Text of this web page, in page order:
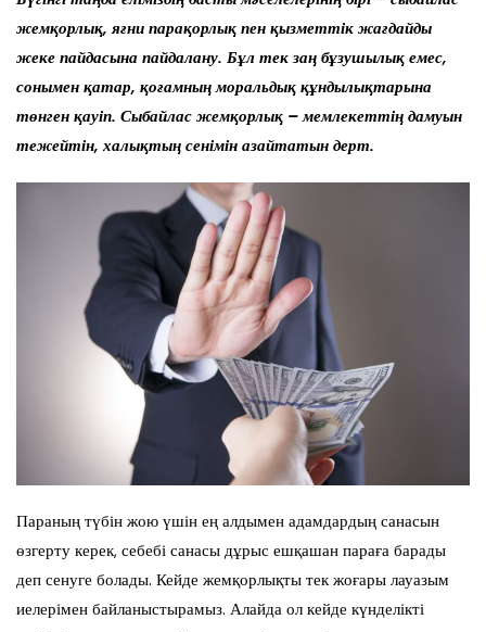
жемқорлық, яғни парақорлық пен қызметтік жағдайды
жеке пайдасына пайдалану. Бұл текзаң бұзушылық емес,
сонымен қатар, қоғамның моральдық құндылықтарына
төнген қауіп. Сыбайлас жемқорлық – мемлекеттің дамуын
тежейтін, халықтың сенімін азайтатын дерт.
Параның түбін жою үшін ең алдымен адамдардың санасын
өзгерту керек, себебі санасы дұрыс ешқашан параға барады
деп сенуге болады. Кейде жемқорлықты тек жоғары лауазым
иелерімен байланыстырамыз. Алайда ол кейде күнделікті